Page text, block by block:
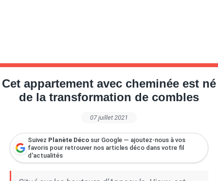
Cet appartement avec cheminée est né
de la transformation de combles
07 juillet 2021
Suivez Planète Déco sur Google — ajoutez-nous à vos
favoris pour retrouver nos articles déco dans votre fil
d'actualités